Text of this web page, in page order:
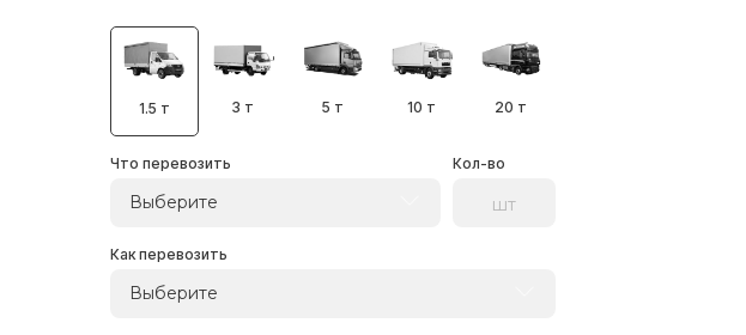
1.5 т 3 т 5 т 10 т 20 т
Что перевозить
Выберите
Кол-во
Как перевозить
Выберите